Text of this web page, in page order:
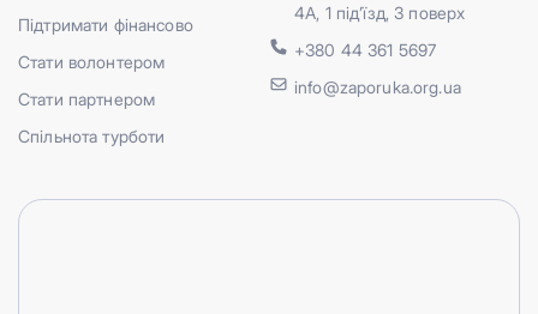
Підтримати фінансово
Стати волонтером
Стати партнером
Спільнота турботи
4А, 1 під’їзд, 3 поверх
+380 44 361 5697
info@zaporuka.org.ua